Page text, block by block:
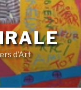
d'Art